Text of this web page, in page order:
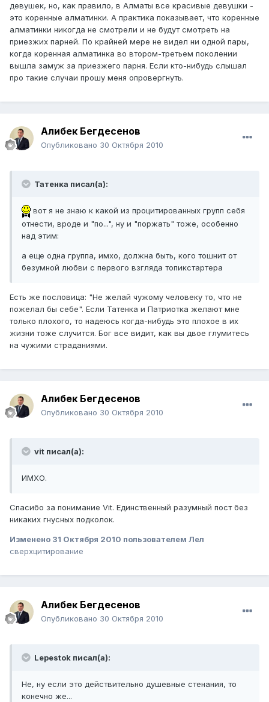
девушек, но, как правило, в Алматы все красивые девушки -
это коренные алматинки. А практика показывает, что коренные
алматинки никогда не смотрели и не будут смотреть на
приезжих парней. По крайней мере не видел ни одной пары,
когда коренная алматинка во втором-третьем поколении
вышла замуж за приезжего парня. Если кто-нибудь слышал
про такие случаи прошу меня опровергнуть.
Алибек Бегдесенов
Опубликовано 30 Октября 2010
Татенка писал(а):
вот я не знаю к какой из процитированных групп себя
отнести, вроде и "по...", ну и "поржать" тоже, особенно
над этим:
а еще одна группа, имхо, должна быть, кого тошнит от
безумной любви с первого взгляда топикстартера
Есть же пословица: "Не желай чужому человеку то, что не
пожелал бы себе". Если Татенка и Патриотка желают мне
только плохого, то надеюсь когда-нибудь это плохое в их
жизни тоже случится. Бог все видит, как вы двое глумитесь
на чужими страданиями.
Алибек Бегдесенов
Опубликовано 30 Октября 2010
vit писал(а):
ИМХО.
Спасибо за понимание Vit. Единственный разумный пост без
никаких гнусных подколок.
Изменено 31 Октября 2010 пользователем Лел
сверхцитирование
Алибек Бегдесенов
Опубликовано 30 Октября 2010
Lepestok писал(а):
Не, ну если это действительно душевные стенания, то
конечно же...